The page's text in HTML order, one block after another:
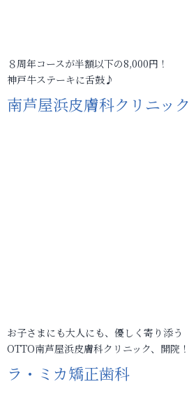
８周年コースが半額以下の8,000円！
神戸牛ステーキに舌鼓♪
南芦屋浜皮膚科クリニック
お子さまにも大人にも、優しく寄り添う
OTTO南芦屋浜皮膚科クリニック、開院！
ラ・ミカ矯正歯科